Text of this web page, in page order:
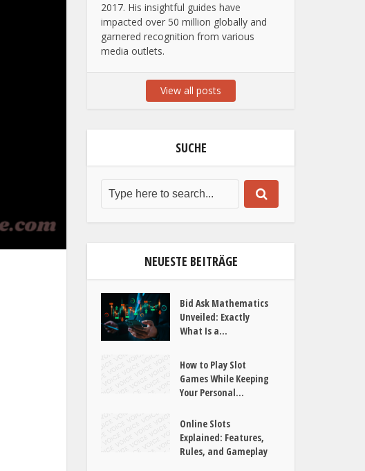
2017. His insightful guides have
impacted over 50 million globally and
garnered recognition from various
media outlets.
View all posts
SUCHE
NEUESTE BEITRÄGE
Bid Ask Mathematics
Unveiled: Exactly
What Is a...
How to Play Slot
Games While Keeping
Your Personal...
Online Slots
Explained: Features,
Rules, and Gameplay